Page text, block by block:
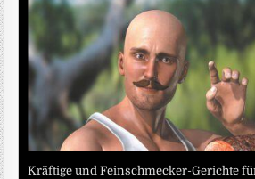
Kräftige und Feinschmecker-Gerichte